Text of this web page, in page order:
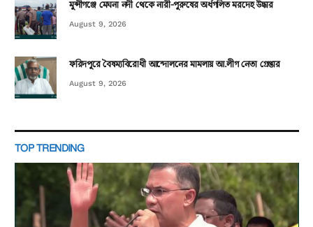
মুন্সীগঞ্জে মেঘনা নদী থেকে নারী-পুরুষের অর্ধগলিত মরদেহ উদ্ধার
August 9, 2026
ফরিদপুরে বৈষম্যবিরোধী আন্দোলনের মামলায় আ.লীগ নেতা গ্রেপ্তার
August 9, 2026
TOP TRENDING